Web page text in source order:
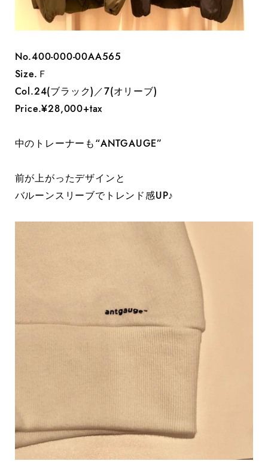
No.400-000-00AA565
Size.Ｆ
Col.24(ブラック)／7(オリーブ)
Price.¥28,000+tax
中のトレーナーも“ANTGAUGE”
前が上がったデザインと
バルーンスリーブでトレンド感UP♪